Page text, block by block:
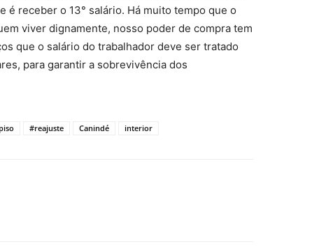
é receber o 13° salário. Há muito tempo que o
viver dignamente, nosso poder de compra tem
que o salário do trabalhador deve ser tratado
para garantir a sobrevivência dos
#reajuste Canindé interior